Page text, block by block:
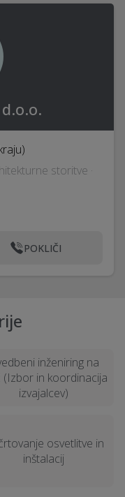
storitve ·
POKLIČI
inženiring na
(Izbor in koordinacija
izvajalcev)
osvetlitve in
inštalacij